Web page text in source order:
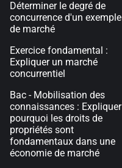
Déterminer le degré de
concurrence d'un exemple
de marché
Exercice fondamental :
Expliquer un marché
concurrentiel
Bac - Mobilisation des
connaissances : Expliquer
pourquoi les droits de
propriétés sont
fondamentaux dans une
économie de marché